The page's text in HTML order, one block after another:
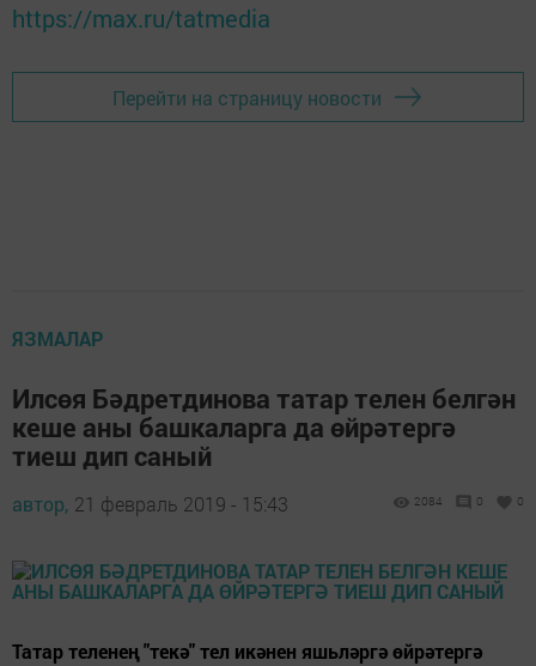
https://max.ru/tatmedia
Перейти на страницу новости
ЯЗМАЛАР
Илсөя Бәдретдинова татар телен белгән
кеше аны башкаларга да өйрәтергә
тиеш дип саный
автор, 21 февраль 2019 - 15:43 2084 0 0
Татар теленең "текә" тел икәнен яшьләргә өйрәтергә